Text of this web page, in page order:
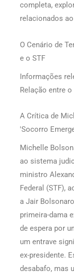
completa,
relacionados
O Cenário de
e o STF
Informações
Relação entre
A Crítica de
'Socorro
Michelle
ao sistema
ministro
Federal (STF),
a Jair
primeira-dama
de espera por
um entrave
ex-presidente.
desabafo, mas